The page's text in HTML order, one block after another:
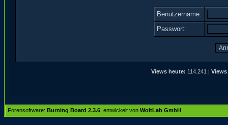
Benutzername:
Passwort:
Views heute: 114.241 |
Forensoftware: Burning Board 2.3.6 , entwickelt von WoltLab GmbH